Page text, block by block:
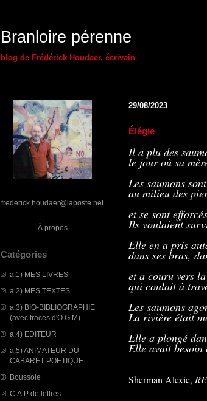
Branloire pérenne
blog de Frédérick Houdaer, écrivain
frederick.houdaer@laposte.net
À propos
Catégories
a.1) MES LIVRES
a.2) MES TEXTES
a.3) BIO-BIBLIOGRAPHIE
(avec traces d'O.G.M)
a.4) EDITEUR
a.5) ANIMATEUR DU
CABARET POETIQUE
Boussole
C.A.P de lettres
29/08/2023
Élégie
Il a plu des
le jour où sa
Les saumons
au milieu des
et se sont
Ils voulaient
Elle en a pris
dans ses bras,
et a couru vers
qui coulait à
Les saumons
La rivière était
Elle a plongé
Elle avait besoin
Sherman Alexie,